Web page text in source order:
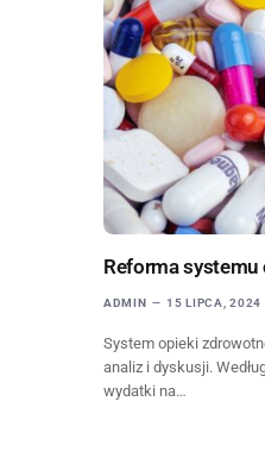
Reforma
ADMIN 15 LIPCA, 2024
System opieki
analiz i dyskusji.
wydatki na…